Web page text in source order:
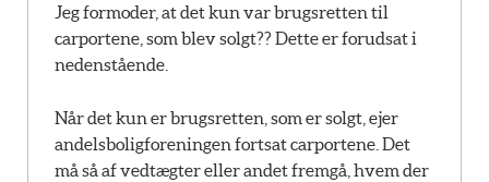
Jeg formoder, at det kun var brugsretten til
carportene, som blev solgt?? Dette er forudsat i
nedenstående.
Når det kun er brugsretten, som er solgt, ejer
andelsboligforeningen fortsat carportene. Det
må så af vedtægter eller andet fremgå, hvem der